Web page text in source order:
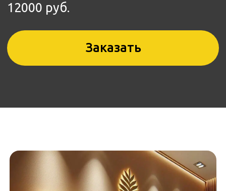
Визуализация вашей